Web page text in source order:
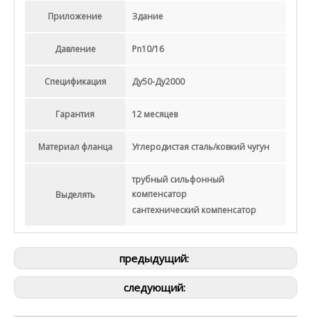
Приложение Здание
Давление Pn10/16
Спецификация Ду50-Ду2000
Гарантия 12 месяцев
Материал фланца Углеродистая сталь/ковкий чугун
Выделять
трубный сильфонный
компенсатор
сантехнический компенсатор
предыдущий:
следующий: